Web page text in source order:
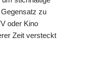
zu
oder Kino
Zeit versteckt